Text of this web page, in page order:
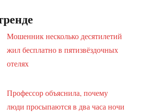
Мошенник несколько десятилетий
жил бесплатно в пятизвёздочных
отелях
Профессор объяснила, почему
люди просыпаются в два часа ночи